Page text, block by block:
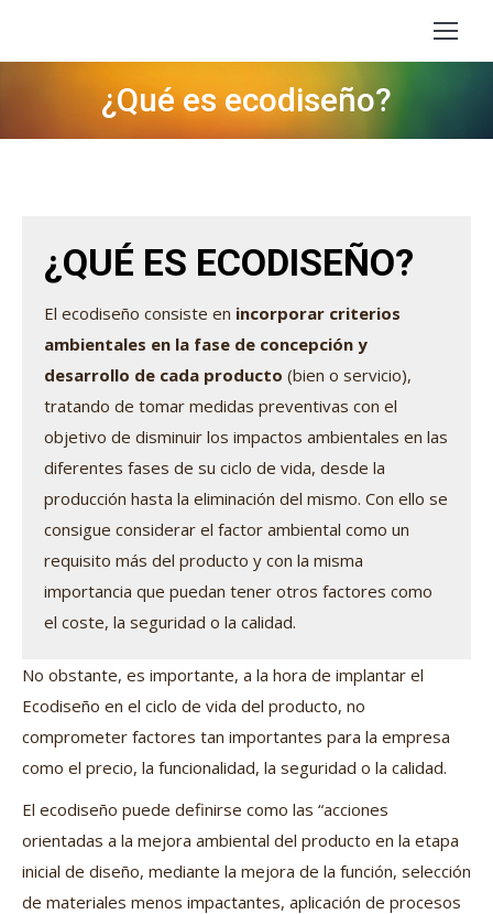
¿Qué es ecodiseño?
Estás aquí:
¿QUÉ ES ECODISEÑO?
El ecodiseño consiste en incorporar criterios
ambientales en la fase de concepción y
desarrollo de cada producto (bien o servicio),
tratando de tomar medidas preventivas con el
objetivo de disminuir los impactos ambientales en las
diferentes fases de su ciclo de vida, desde la
producción hasta la eliminación del mismo. Con ello se
consigue considerar el factor ambiental como un
requisito más del producto y con la misma
importancia que puedan tener otros factores como
el coste, la seguridad o la calidad.
No obstante, es importante, a la hora de implantar el
Ecodiseño en el ciclo de vida del producto, no
comprometer factores tan importantes para la empresa
como el precio, la funcionalidad, la seguridad o la calidad.
El ecodiseño puede definirse como las “acciones
orientadas a la mejora ambiental del producto en la etapa
inicial de diseño, mediante la mejora de la función, selección
de materiales menos impactantes, aplicación de procesos